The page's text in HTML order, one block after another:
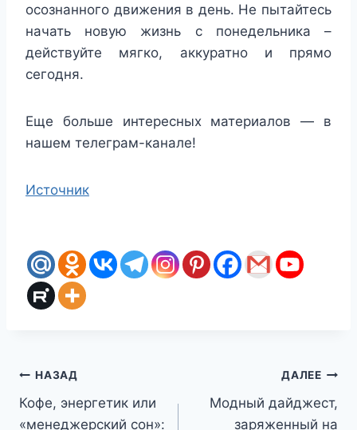
осознанного движения в день. Не пытайтесь
начать новую жизнь с понедельника –
действуйте мягко, аккуратно и прямо
сегодня.
Еще больше интересных материалов — в
нашем телеграм-канале!
Источник
Навигация
по
НАЗАД
Кофе, энергетик или
«менеджерский сон»:
ДАЛЕЕ
Модный дайджест,
заряженный на